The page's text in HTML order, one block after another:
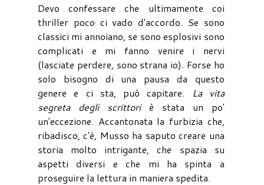
Devo confessare che ultimamente coi
thriller poco ci vado d'accordo. Se sono
classici mi annoiano, se sono esplosivi sono
complicati e mi fanno venire i nervi
(lasciate perdere, sono strana io). Forse ho
solo bisogno di una pausa da questo
genere e ci sta, può capitare.
La vita
segreta degli scrittoriè stata un po'
un'eccezione. Accantonata la furbizia che,
ribadisco, c'è, Musso ha saputo creare una
storia molto intrigante, che spazia su
aspetti diversi e che mi ha spinta a
proseguire la lettura in maniera spedita.